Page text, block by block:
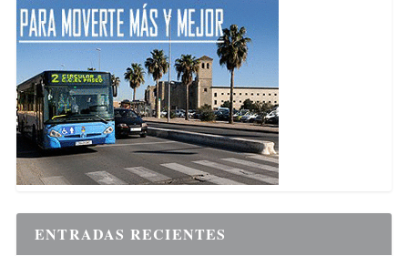
ENTRADAS RECIENTES